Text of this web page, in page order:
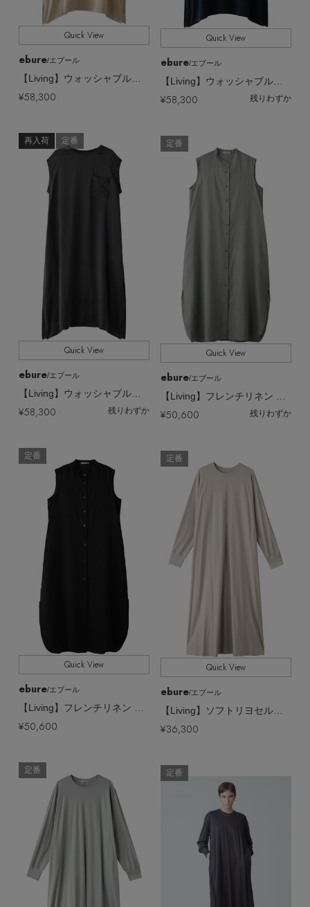
Quick View
ebure/エブール
【Living】ウォッシャブルシルク フレンチスリーブワンピース
¥58,300
Quick View
ebure/エブール
【Living】ウォッシャブルシルク フレンチスリーブワンピース
¥58,300 残りわずか
再入荷 定番
Quick View
ebure/エブール
【Living】ウォッシャブルシルク フレンチスリーブワンピース
¥58,300 残りわずか
定番
Quick View
ebure/エブール
¥50,600 残りわずか
定番
Quick View
ebure/エブール
¥50,600
定番
Quick View
ebure/エブール
【Living】ソフトリヨセルコットンスムース ロングスリーブTワンピース
¥36,300
定番 定番